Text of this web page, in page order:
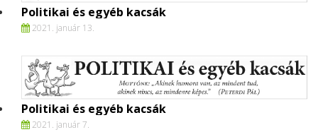
Politikai és egyéb kacsák
2021. január 13.
Politikai és egyéb kacsák
2021. január 7.